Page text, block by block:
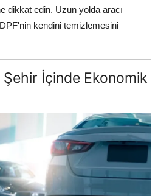
dikkat edin. Uzun yolda aracı
kendini temizlemesini
İçinde Ekonomik